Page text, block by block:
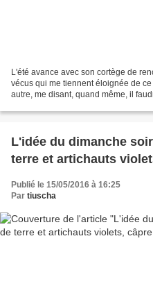
L'été avance avec son cortège de
vécus qui me tiennent éloignée de
autre, me disant, quand même, il
L'idée du dimanche
terre et artichauts
Publié le 15/05/2016 à 16:25
Par tiuscha